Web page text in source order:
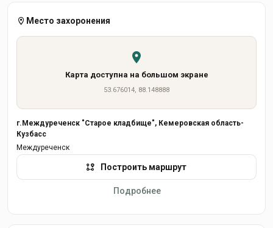
Место захоронения
Карта доступна на большом экране
53.676014, 88.148888
г.Междуреченск "Старое кладбище", Кемеровская область-
Кузбасс
Междуреченск
Построить маршрут
Подробнее